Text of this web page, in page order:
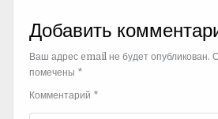
Добавить
Ваш адрес email не будет опубликован.
помечены *
Комментарий *